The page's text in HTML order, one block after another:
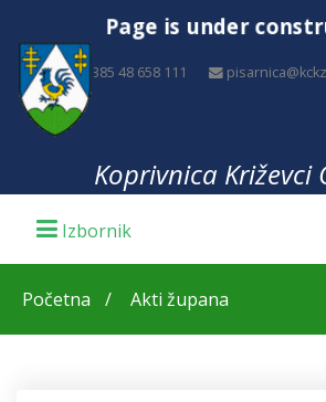
Page is under
+385 48 658 111
Koprivnica Križevci
Početna Akti župana